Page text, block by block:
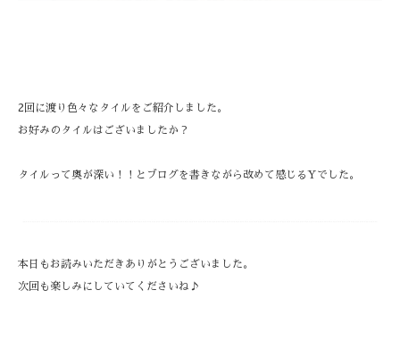
2回に渡り色々なタイルをご紹介しました。
お好みのタイルはございましたか？
タイルって奥が深い！！とブログを書きながら改めて感じるYでした。
本日もお読みいただきありがとうございました。
次回も楽しみにしていてくださいね♪